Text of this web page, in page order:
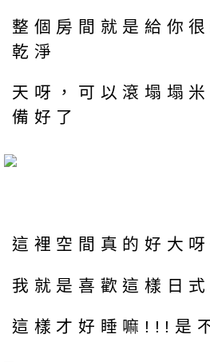
整個房間就是給你
乾淨
天呀，可以滾塌塌
備好了
這裡空間真的好大
我就是喜歡這樣日
這樣才好睡嘛!!!是